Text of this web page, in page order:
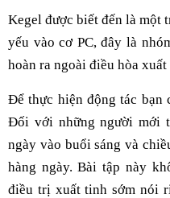
Kegel được biết đến là một
yếu vào cơ PC, đây là
hoàn ra ngoài điều hòa xuất
Để thực hiện động tác bạn
Đối với những người mới
ngày vào buổi sáng và
hàng ngày. Bài tập này
điều trị xuất tinh sớm nói